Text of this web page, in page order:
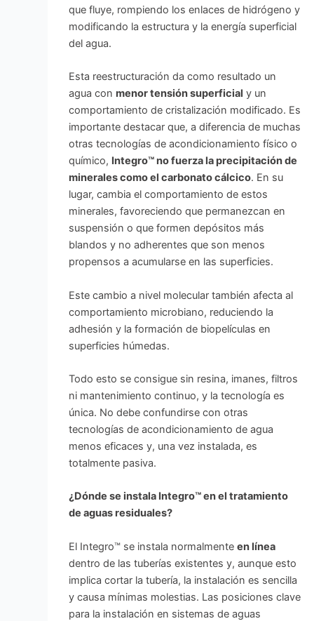
que fluye, rompiendo los enlaces de hidrógeno y
modificando la estructura y la energía superficial
del agua.
Esta reestructuración da como resultado un
agua con menor tensión superficial y un
comportamiento de cristalización modificado. Es
importante destacar que, a diferencia de muchas
otras tecnologías de acondicionamiento físico o
químico, Integro™ no fuerza la precipitación de
minerales como el carbonato cálcico. En su
lugar, cambia el comportamiento de estos
minerales, favoreciendo que permanezcan en
suspensión o que formen depósitos más
blandos y no adherentes que son menos
propensos a acumularse en las superficies.
Este cambio a nivel molecular también afecta al
comportamiento microbiano, reduciendo la
adhesión y la formación de biopelículas en
superficies húmedas.
Todo esto se consigue sin resina, imanes, filtros
ni mantenimiento continuo, y la tecnología es
única. No debe confundirse con otras
tecnologías de acondicionamiento de agua
menos eficaces y, una vez instalada, es
totalmente pasiva.
¿Dónde se instala Integro™ en el tratamiento
de aguas residuales?
El Integro™ se instala normalmente en línea
dentro de las tuberías existentes y, aunque esto
implica cortar la tubería, la instalación es sencilla
y causa mínimas molestias. Las posiciones clave
para la instalación en sistemas de aguas